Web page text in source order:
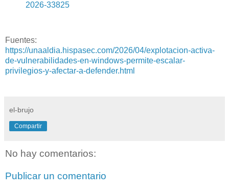
2026-33825
Fuentes:
https://unaaldia.hispasec.com/2026/04/explotacion-activa-
de-vulnerabilidades-en-windows-permite-escalar-
privilegios-y-afectar-a-defender.html
el-brujo
Compartir
No hay comentarios:
Publicar un comentario